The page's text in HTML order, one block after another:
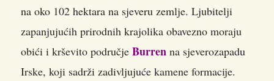
na oko 102 hektara na sjeveru zemlje. Ljubitelji
zapanjujućih prirodnih krajolika obavezno moraju
obići i krševito područje Burren na sjeverozapadu
Irske, koji sadrži zadivljujuće kamene formacije.